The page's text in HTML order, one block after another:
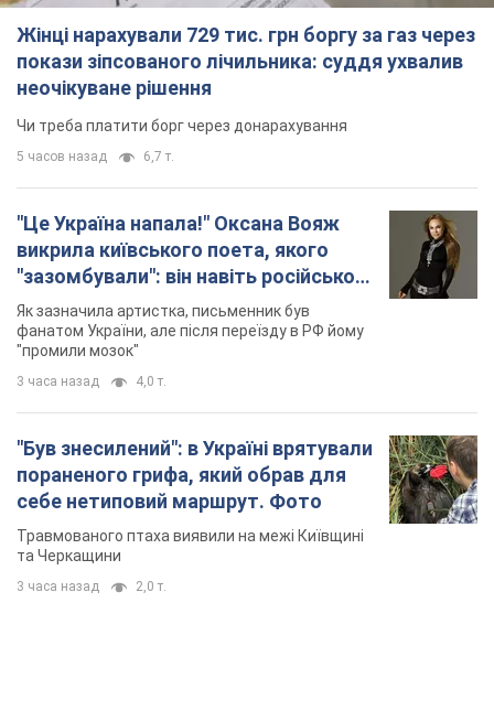
3 часа назад 4,0 т.
"Був знесилений": в Україні врятували
пораненого грифа, який обрав для
себе нетиповий маршрут. Фото
3 часа назад 2,0 т.